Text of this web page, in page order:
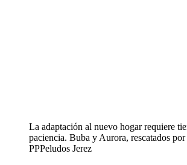
La adaptación al nuevo hogar requiere
paciencia. Buba y Aurora, rescatados por
PPPeludos Jerez